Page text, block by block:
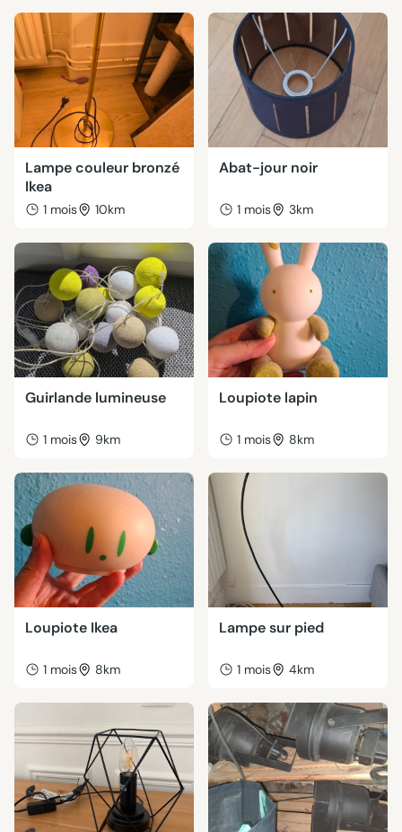
Lampe couleur bronzé
Ikea
1 mois 10km
Abat-jour noir
1 mois 3km
Guirlande lumineuse
1 mois 9km
Loupiote lapin
1 mois 8km
Loupiote Ikea
1 mois 8km
Lampe sur pied
1 mois 4km